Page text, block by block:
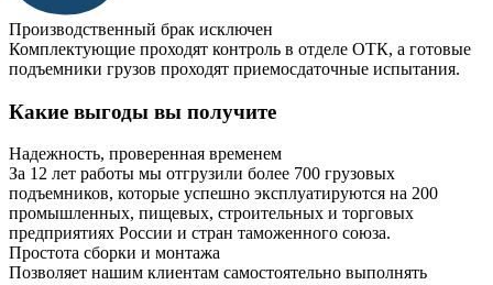
Производственный брак исключен
Комплектующие проходят контроль в отделе ОТК, а готовые
подъемники грузов проходят приемосдаточные испытания.
Какие выгоды вы получите
Надежность, проверенная временем
За 12 лет работы мы отгрузили более 700 грузовых
подъемников, которые успешно эксплуатируются на 200
промышленных, пищевых, строительных и торговых
предприятиях России и стран таможенного союза.
Простота сборки и монтажа
Позволяет нашим клиентам самостоятельно выполнять